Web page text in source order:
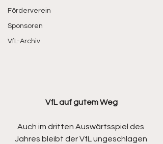
Förderverein
Sponsoren
VfL-Archiv
VfL auf gutem Weg
Auch im dritten Auswärtsspiel des
Jahres bleibt der VfL ungeschlagen